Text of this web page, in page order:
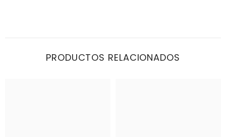
PRODUCTOS RELACIONADOS